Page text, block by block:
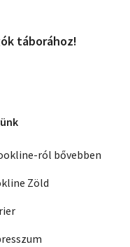
táborához!
ról bővebben
Zöld